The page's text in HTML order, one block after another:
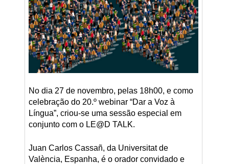
No dia 27 de novembro, pelas 18h00, e como
celebração do 20.º webinar “Dar a Voz à
Língua”, criou-se uma sessão especial em
conjunto com o LE@D TALK.
Juan Carlos Cassañ, da Universitat de
València, Espanha, é o orador convidado e